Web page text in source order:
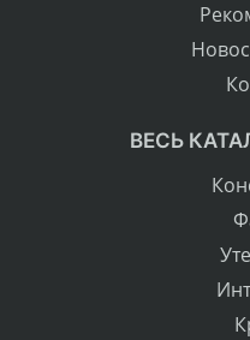
ВЕСЬ